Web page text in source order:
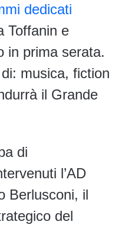
dedicati
Toffanin e
in prima serata.
musica, fiction
il Grande
di
l’AD
Berlusconi, il
del